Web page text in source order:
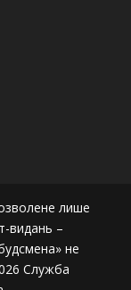
лише
видань –
не
Служба